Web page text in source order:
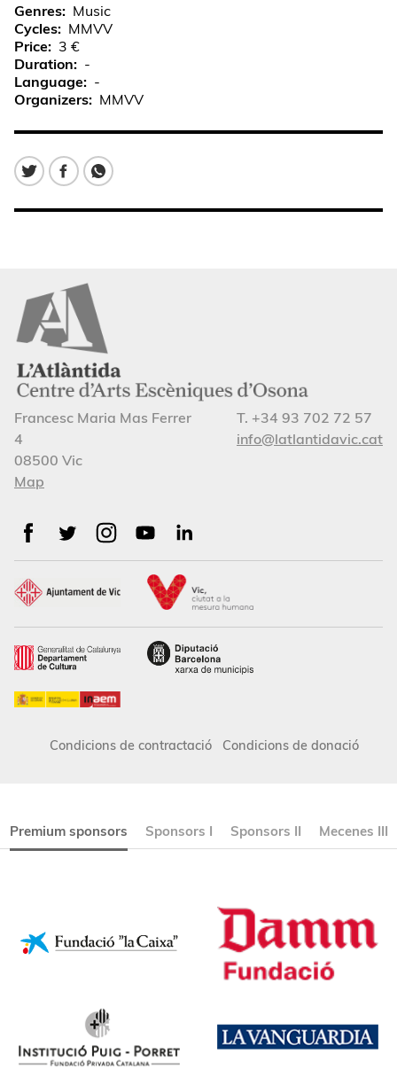
Genres
Music
Cycles
MMVV
Price
3 €
Duration
-
Language
-
Organizers
MMVV
Francesc Maria Mas Ferrer
4
08500 Vic
Map
T. +34 93 702 72 57
info@latlantidavic.cat
Condicions de contractació Condicions de donació
Premium sponsors Sponsors I Sponsors II Mecenes III